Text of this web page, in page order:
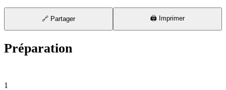
🔗 Partager 🖨️ Imprimer
Préparation
1